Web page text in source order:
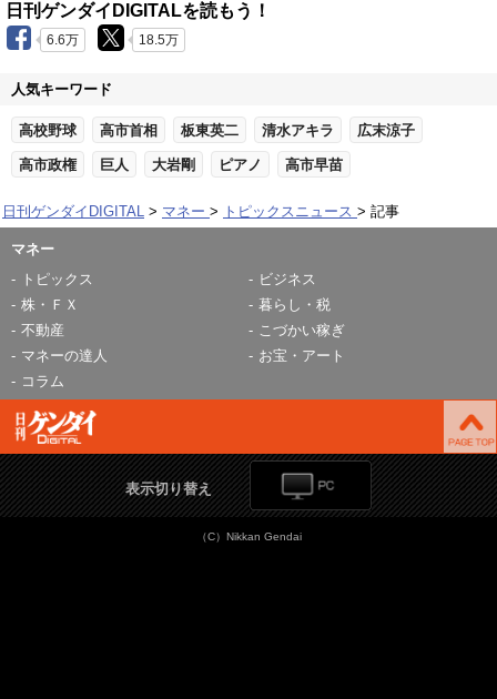
日刊ゲンダイDIGITALを読もう！
6.6万 18.5万
人気キーワード
高校野球 高市首相 板東英二 清水アキラ 広末涼子
高市政権 巨人 大岩剛 ピアノ 高市早苗
日刊ゲンダイDIGITAL マネー トピックスニュース 記事
マネー
トピックス
ビジネス
株・ＦＸ
暮らし・税
不動産
こづかい稼ぎ
マネーの達人
お宝・アート
コラム
表示切り替え
（C）Nikkan Gendai